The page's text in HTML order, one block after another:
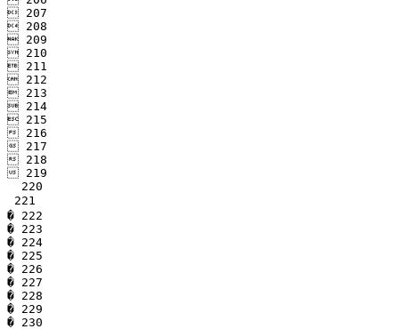
 207
 208
 209
 210
 211
 212
 213
 214
 215
216
217
218
219
  220
221
� 222
� 223
� 224
� 225
� 226
� 227
� 228
� 229
� 230